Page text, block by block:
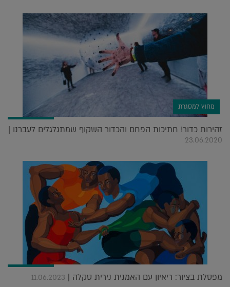
מחוץ למסגרת
זהירות כדור! חתיכות הפחם והכדור השקוף שמתגלגלים לעברנו |
23.06.2020
מפסלת בציור: ריאיון עם האמנית נירית טקלה | 11.06.2023